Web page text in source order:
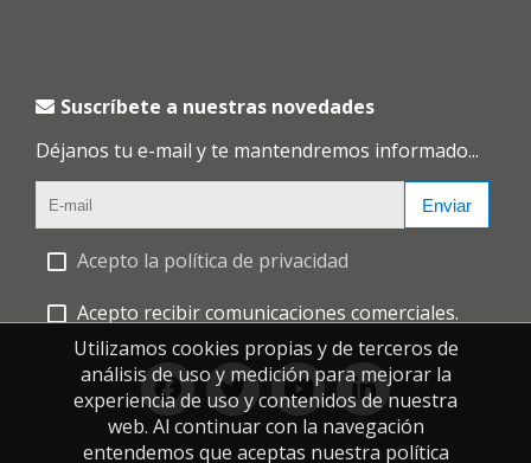
Suscríbete a nuestras novedades
Déjanos tu e-mail y te mantendremos informado...
Enviar
Acepto la política de privacidad
Acepto recibir comunicaciones comerciales.
Utilizamos cookies propias y de terceros de
análisis de uso y medición para mejorar la
experiencia de uso y contenidos de nuestra
web. Al continuar con la navegación
entendemos que aceptas nuestra política